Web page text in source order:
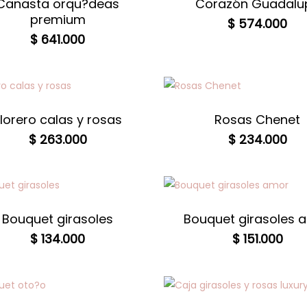
orqu?deas
premium
$ 641.000
Corazón
$ 574.000
calas y rosas
$263.000
Rosas Chenet
$234.000
Bouquet girasoles
$ 134.000
Bouquet girasoles
$151.000